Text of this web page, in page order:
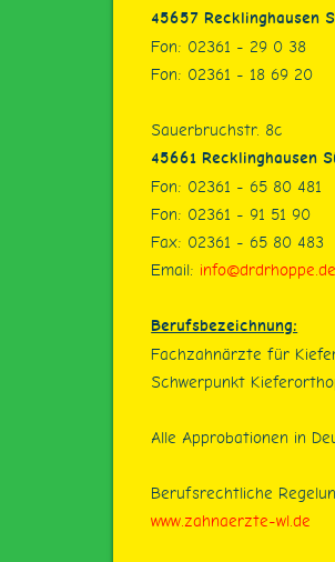
45657 Recklinghausen
Fon: 02361 - 29 0 38
Fon: 02361 - 18 69 20
Sauerbruchstr. 8c
45661 Recklinghausen
Fon: 02361 - 65 80 481
Fon: 02361 - 91 51 90
Fax: 02361 - 65 80 483
Email: info@drdrhoppe.de
Berufsbezeichnung:
Fachzahnärzte für
Schwerpunkt
Alle Approbationen in
Berufsrechtliche
www.zahnaerzte-wl.de